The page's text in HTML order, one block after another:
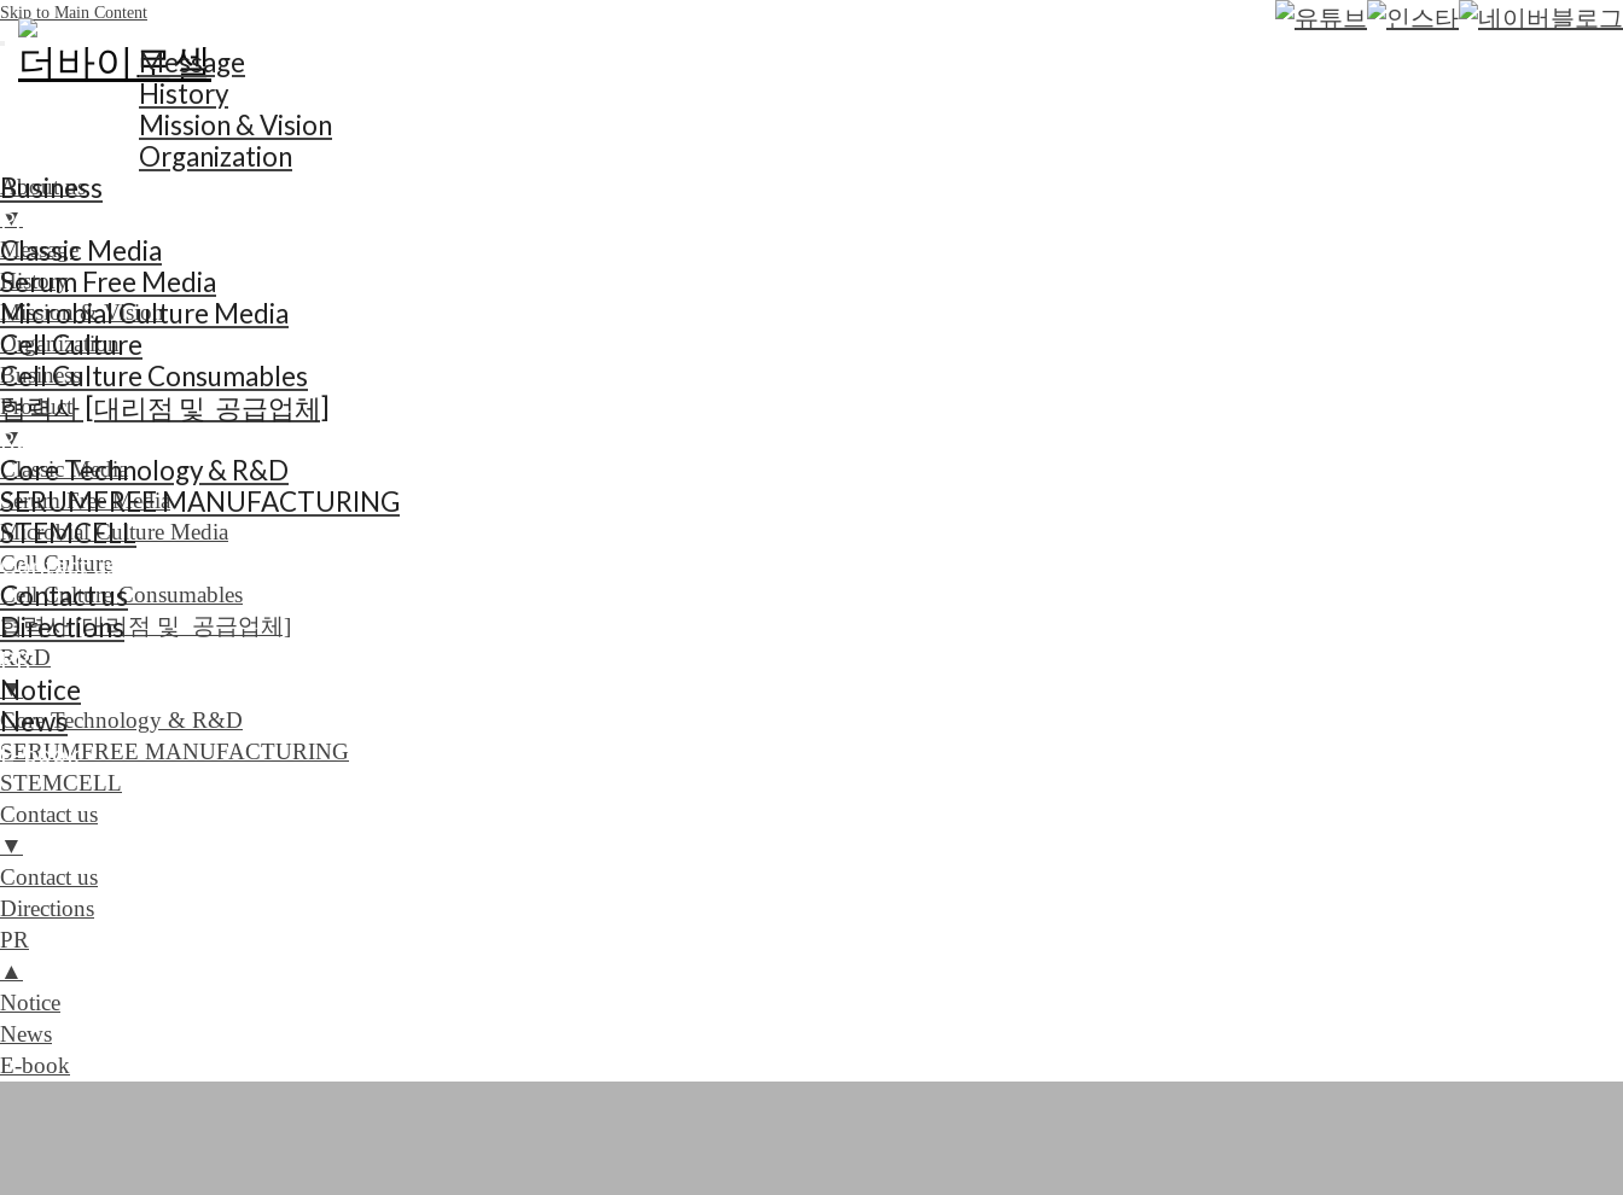
Skip to Main Content
About us
▼
Message
History
Mission & Vision
Organization
Business
Product
▼
Classic Media
Serum Free Media
Microbial Culture Media
Cell Culture
Cell Culture Consumables
협력사 [대리점 및 공급업체]
R&D
▼
Core Technology & R&D
SERUMFREE MANUFACTURING
STEMCELL
Contact us
▼
Contact us
Directions
PR
▲
Notice
News
E-book
Message
History
Mission & Vision
Organization
Business
Product
Classic Media
Serum Free Media
Microbial Culture Media
Cell Culture
Cell Culture Consumables
협력사 [대리점 및 공급업체]
R&D
Core Technology & R&D
SERUMFREE MANUFACTURING
STEMCELL
Contact us
Contact us
Directions
PR
Notice
News
E-book